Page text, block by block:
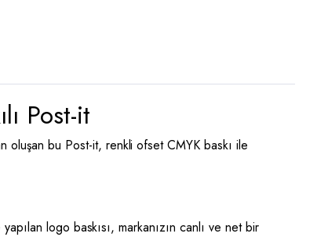
Post-it
oluşan bu Post-it, renkli ofset CMYK baskı ile
logo baskısı, markanızın canlı ve net bir